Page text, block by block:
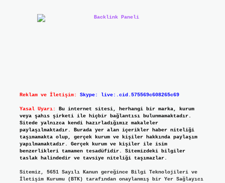
Reklam ve İletişim: Skype: live:.cid.575569c608265c69
Yasal Uyarı:
Bu internet sitesi, herhangi bir marka, kurum
veya şahıs şirketi ile hiçbir bağlantısı bulunmamaktadır.
Sitede yalnızca kendi hazırladığımız makaleler
paylaşılmaktadır. Burada yer alan içerikler haber niteliği
taşımamakta olup, gerçek kurum ve kişiler hakkında paylaşım
yapılmamaktadır. Gerçek kurum ve kişiler ile isim
benzerlikleri tamamen tesadüfidir. Sitemizdeki bilgiler
taslak halindedir ve tavsiye niteliği taşımazlar.
Sitemiz, 5651 Sayılı Kanun gereğince Bilgi Teknolojileri ve
İletişim Kurumu (BTK) tarafından onaylanmış bir Yer Sağlayıcı